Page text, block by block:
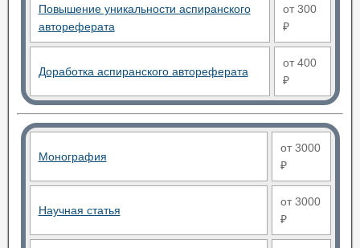
Повышение уникальности аспиранского
автореферата
от 300
₽
Доработка аспиранского автореферата
от 400
₽
Монография
от 3000
₽
Научная статья
от 3000
₽